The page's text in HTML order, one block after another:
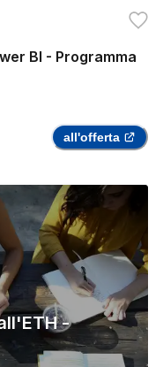
BI - Programma
all'offerta
-